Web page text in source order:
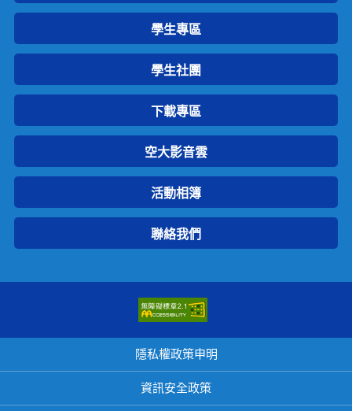
學生專區
學生社團
下載專區
空大影音雲
活動相簿
聯絡我們
隱私權政策申明
資訊安全政策